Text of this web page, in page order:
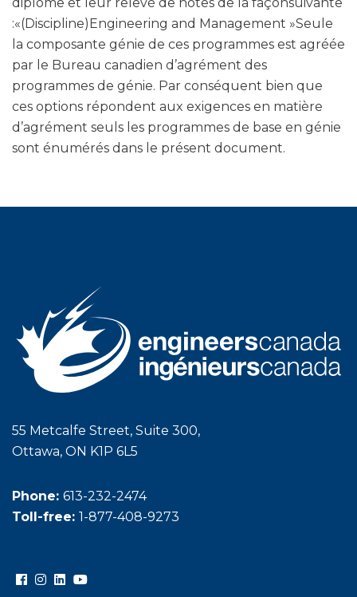
:«(Discipline)Engineering and Management »Seule
la composante génie de ces programmes est agréée
par le Bureau canadien d’agrément des
programmes de génie. Par conséquent bien que
ces options répondent aux exigences en matière
d’agrément seuls les programmes de base en génie
sont énumérés dans le présent document.
55 Metcalfe Street, Suite 300,
Ottawa, ON K1P 6L5
Phone: 613-232-2474
Toll-free: 1-877-408-9273